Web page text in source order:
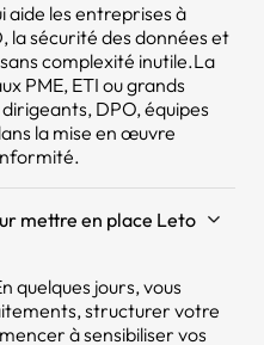
aide les entreprises à
la sécurité des données et
complexité inutile.La
PME, ETI ou grands
DPO, équipes
la mise en œuvre
mettre en place Leto
quelques jours, vous
structurer votre
à sensibiliser vos